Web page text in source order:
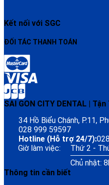
Kết nối với SGC
ĐỐI TÁC THANH TOÁN
SAI GON CITY DENTAL |
34 Hồ Biểu Chánh, P.11,
028 999 59597
Hotline (Hỗ trợ 24/7):
Giờ làm việc:
Thứ 2 -
Chủ nhật:
Thông tin cần biết